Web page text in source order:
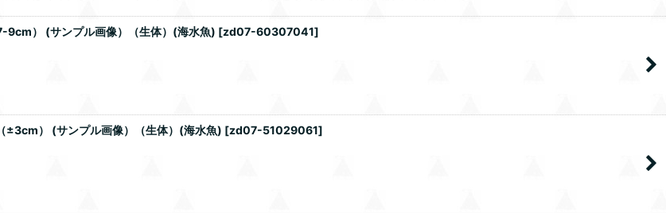
9cm） (サンプル画像）（生体）(海水魚) [zd07-60307041]
±3cm） (サンプル画像）（生体）(海水魚) [zd07-51029061]